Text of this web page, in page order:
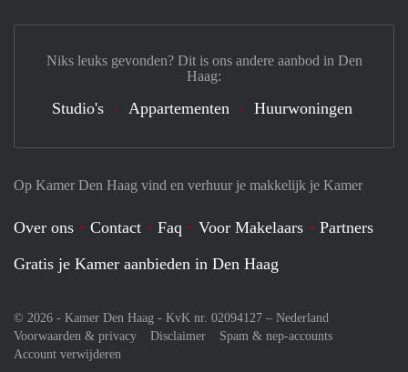
Op Kamer Den Haag vind en verhuur je makkelijk je Kamer
Over ons Contact Faq Voor Makelaars
Partners
Gratis je Kamer aanbieden in Den Haag
© 2026 - Kamer Den Haag - KvK nr. 02094127 – Nederland
Voorwaarden & privacy
Disclaimer
Spam & nep-accounts
Account verwijderen
Niks leuks gevonden? Dit is ons andere aanbod in Den
Haag:
Studio's Appartementen Huurwoningen